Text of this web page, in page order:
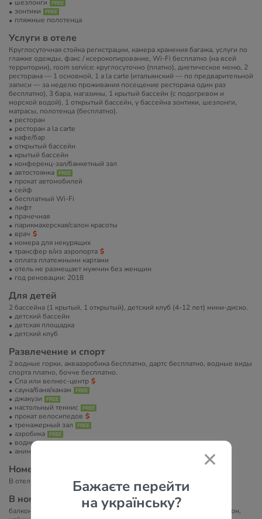
Бажаєте перейти
на українську?
шезлонги
зонтики
пляжные полотенца
Услуги в отеле
Круглосуточная стойка регистрации, камера хранения багажа, услуги по
глажке одежды, факс / ксерокопирование, Wi-Fi бесплатно (на всей
территории), room service: круглосуточно (платно), диетическое меню, 2
ресторана — 1 основной, 1 a la carte (итальянский — по предварительной
записи — за неделю проживания посещение ресторана один раз
бесплатно), 3 бара, магазины, 1 крытый бассейн (с подогревом и
морской водой), 1 открытый бассейн, у бассейна зонтики, шезлонги,
матрасы, полотенца (бесплатно).
ресторан
ресторан a la carte
кафе/бар
открытый бассейн
крытый бассейн
конференц-зал/банкетный зал
автостоянка
прокат автомобилей
сейф
бесплатный Wi-Fi
лифт
прачечная
парикмахерская/салон красоты
врач
номера для некурящих
трансфер в/из аэропорта
оплата платежными картами
отель не размещает мужчин без женщин
год реновации: 2018
Для детей
2 бассейна (1 крытый, 1 открытый), детский клуб (4-12 лет) мини-диско.
детский бассейн
детская площадка
детский клуб
Развлечение и спорт
2 водные горки, аквааэробика бесплатно, дартс бесплатно, водные виды
спорта платно, бочче бесплатно.
Спа или велнес-центр
сауна/баня/хамам
джакузи
настольный теннис
прокат велосипедов
тренажерный зал
аэробика
водные развлечения
анимация
Номера
В отеле 168 номеров. Состоит из одного 5-этажного корпуса.
В номерах
балкон, кондиционер, Wi-Fi, душ, фен, минибар: бесплатно, телефон,